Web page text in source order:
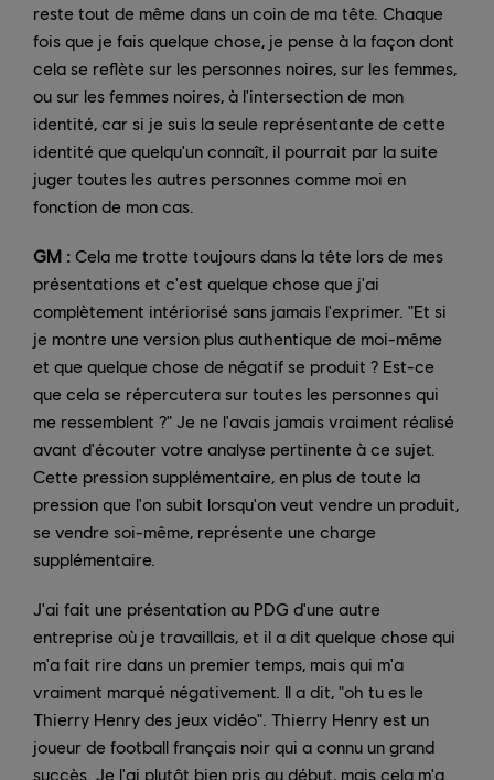
reste tout de même dans un coin de ma tête. Chaque
fois que je fais quelque chose, je pense à la façon dont
cela se reflète sur les personnes noires, sur les femmes,
ou sur les femmes noires, à l'intersection de mon
identité, car si je suis la seule représentante de cette
identité que quelqu'un connaît, il pourrait par la suite
juger toutes les autres personnes comme moi en
fonction de mon cas.
GM : Cela me trotte toujours dans la tête lors de mes
présentations et c'est quelque chose que j'ai
complètement intériorisé sans jamais l'exprimer. "Et si
je montre une version plus authentique de moi-même
et que quelque chose de négatif se produit ? Est-ce
que cela se répercutera sur toutes les personnes qui
me ressemblent ?" Je ne l'avais jamais vraiment réalisé
avant d'écouter votre analyse pertinente à ce sujet.
Cette pression supplémentaire, en plus de toute la
pression que l'on subit lorsqu'on veut vendre un produit,
se vendre soi-même, représente une charge
supplémentaire.
J'ai fait une présentation au PDG d'une autre
entreprise où je travaillais, et il a dit quelque chose qui
m'a fait rire dans un premier temps, mais qui m'a
vraiment marqué négativement. Il a dit, "oh tu es le
Thierry Henry des jeux vidéo". Thierry Henry est un
joueur de football français noir qui a connu un grand
succès. Je l'ai plutôt bien pris au début, mais cela m'a